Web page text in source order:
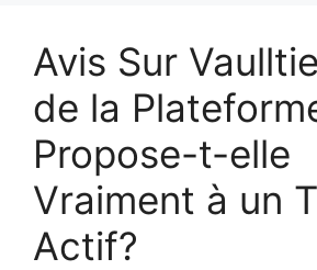
Avis Sur
de la
Propose-t-elle
Vraiment à un
Actif?